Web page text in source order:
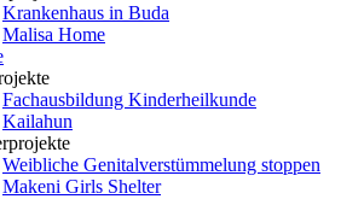
Krankenhaus in Buda
Malisa Home
Fachausbildung Kinderheilkunde
Kailahun
Weibliche Genital­verstümmelung stoppen
Makeni Girls Shelter